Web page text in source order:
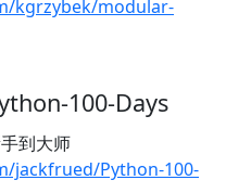
kgrzybek/modular-
100-Days
到大师
jackfrued/Python-100-